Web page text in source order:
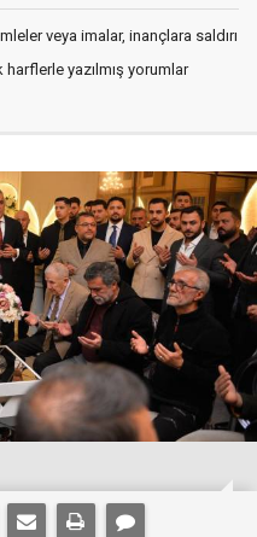
veya imalar, inançlara saldırı
yazılmış yorumlar